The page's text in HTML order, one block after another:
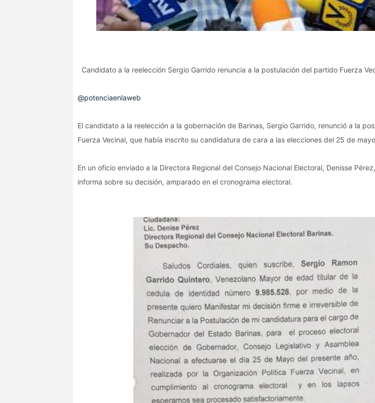
Candidato a la reelección Sergio Garrido renuncia a la postulación del partido Fuerza
@potenciaenlaweb
El candidato a la reelección a la gobernación de Barinas, Sergio Garrido, renunció a la
Fuerza Vecinal, que había inscrito su candidatura de cara a las elecciones del 25 de
En un oficio enviado a la Directora Regional del Consejo Nacional Electoral, Denisse
informa sobre su decisión, amparado en el cronograma electoral.